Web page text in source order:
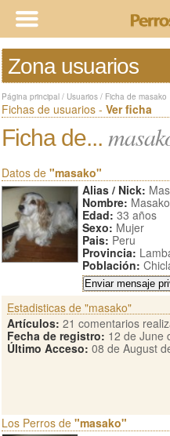
Zona usuarios
Página principal / Usuarios / Ficha de masako
Fichas de usuarios - Ver ficha
Ficha de...
Datos de "masako"
Alias / Nick:
Nombre: Masako
Edad: 33 años
Sexo: Mujer
Pais: Peru
Provincia:
Población:
Estadisticas de "masako"
Artículos: 21 comentarios
Fecha de registro: 12 de June
Último Acceso: 08 de August
Los Perros de "masako"